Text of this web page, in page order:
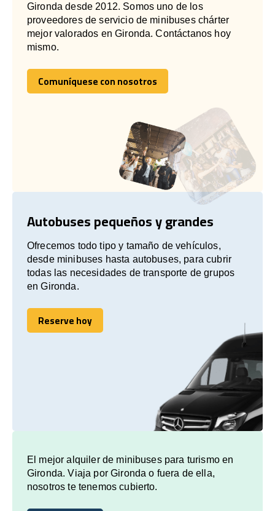
Gironda desde 2012. Somos uno de los
proveedores de servicio de minibuses chárter
mejor valorados en Gironda. Contáctanos hoy
mismo.
Comuníquese con nosotros
Comuníquese con nosotros
Autobuses pequeños y grandes
Ofrecemos todo tipo y tamaño de vehículos,
desde minibuses hasta autobuses, para cubrir
todas las necesidades de transporte de grupos
en Gironda.
Reserve hoy
Reserve hoy
El mejor alquiler de minibuses para turismo en
Gironda. Viaja por Gironda o fuera de ella,
nosotros te tenemos cubierto.